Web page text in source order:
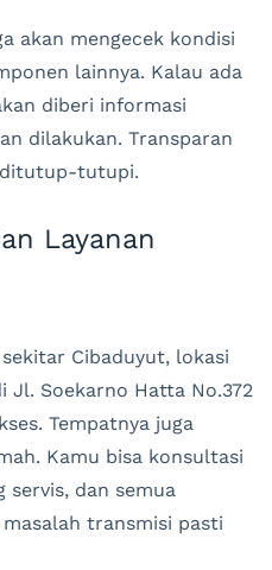
akan mengecek kondisi
lainnya. Kalau ada
diberi informasi
dilakukan. Transparan
ditutup-tutupi.
Layanan
Cibaduyut, lokasi
Jl. Soekarno Hatta No.372
Tempatnya juga
Kamu bisa konsultasi
servis, dan semua
transmisi pasti